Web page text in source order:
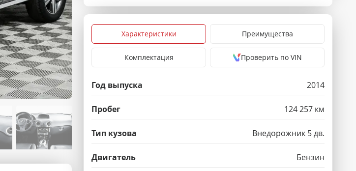
Характеристики Преимущества
Комплектация Проверить по VIN
Год выпуска 2014
Пробег 124 257 км
Тип кузова Внедорожник 5 дв.
Двигатель Бензин